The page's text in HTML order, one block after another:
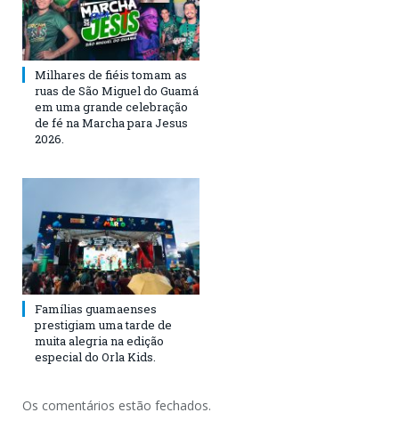
Milhares de fiéis tomam as
ruas de São Miguel do Guamá
em uma grande celebração
de fé na Marcha para Jesus
2026.
Famílias guamaenses
prestigiam uma tarde de
muita alegria na edição
especial do Orla Kids.
Os comentários estão fechados.